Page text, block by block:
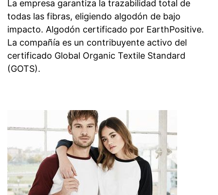
La empresa garantiza la trazabilidad total de
todas las fibras, eligiendo algodón de bajo
impacto. Algodón certificado por EarthPositive.
La compañía es un contribuyente activo del
certificado Global Organic Textile Standard
(GOTS).